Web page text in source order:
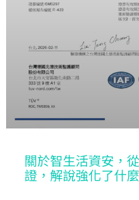
關於智生活資安，
證，解說強化了什麼